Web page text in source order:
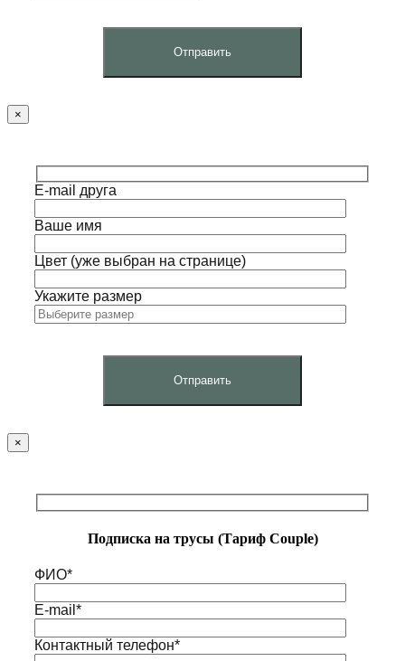
×
E-mail друга
Ваше имя
Цвет (уже выбран на странице)
Укажите размер
×
Подписка на трусы (Тариф Couple)
ФИО*
E-mail*
Контактный телефон*